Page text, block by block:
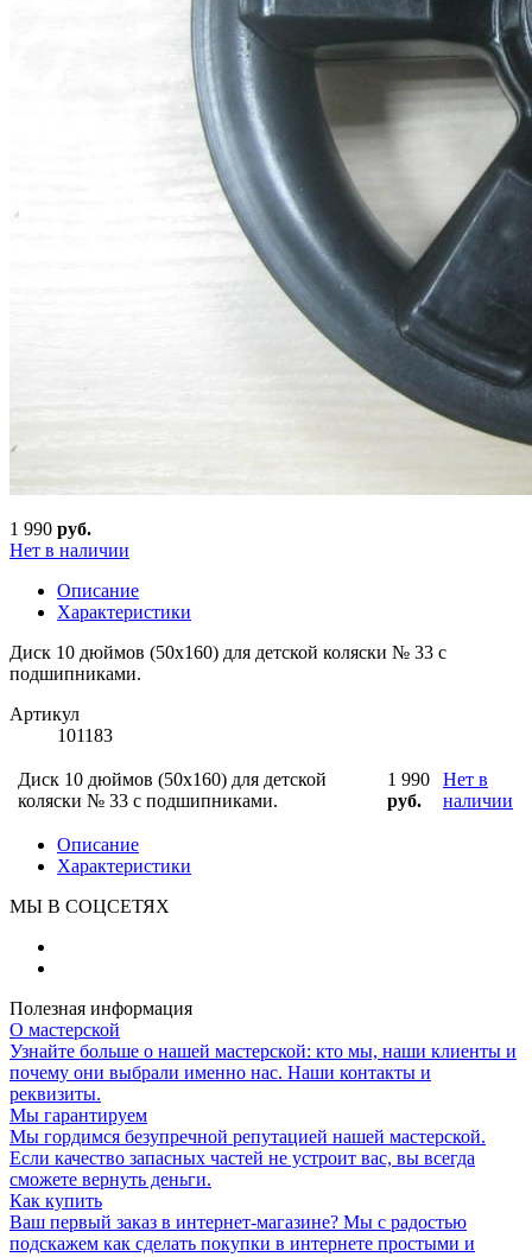
1 990 руб.
Нет в наличии
Описание
Характеристики
Диск 10 дюймов (50х160) для детской коляски № 33 с
подшипниками.
Артикул
101183
Диск 10 дюймов (50х160) для детской
коляски № 33 с подшипниками.
1 990
руб.
Нет в
наличии
Описание
Характеристики
МЫ В СОЦСЕТЯХ
Полезная информация
О мастерской
Узнайте больше о нашей мастерской: кто мы, наши клиенты и
почему они выбрали именно нас. Наши контакты и
реквизиты.
Мы гарантируем
Мы гордимся безупречной репутацией нашей мастерской.
Если качество запасных частей не устроит вас, вы всегда
сможете вернуть деньги.
Как купить
Ваш первый заказ в интернет-магазине? Мы с радостью
подскажем как сделать покупки в интернете простыми и